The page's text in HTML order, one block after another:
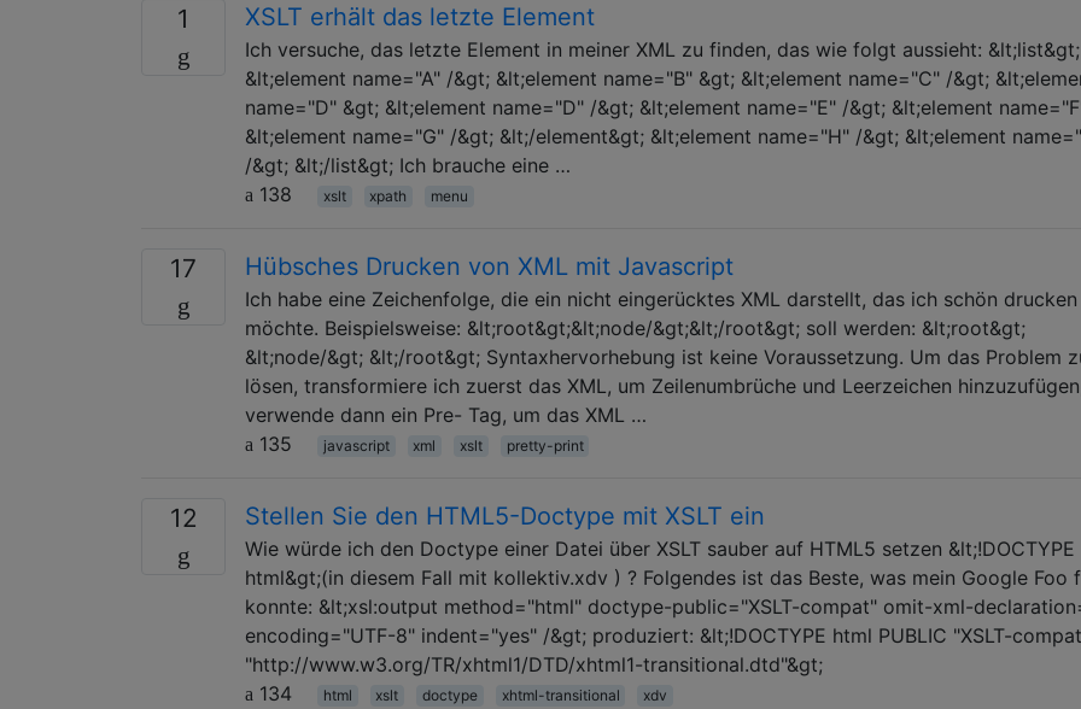
1 XSLT erhält das letzte Element
Ich versuche, das letzte Element in meiner XML zu finden, das wie folgt aussieht: &lt;list&gt;
&lt;element name="A" /&gt; &lt;element name="B" &gt; &lt;element name="C" /&gt;
name="D" &gt; &lt;element name="D" /&gt; &lt;element name="E" /&gt; &lt;element
&lt;element name="G" /&gt; &lt;/element&gt; &lt;element name="H" /&gt; &lt;element
/&gt; &lt;/list&gt; Ich brauche eine …
138
xslt xpath menu
17 Hübsches Drucken von XML mit Javascript
Ich habe eine Zeichenfolge, die ein nicht eingerücktes XML darstellt, das ich schön drucken
möchte. Beispielsweise: &lt;root&gt;&lt;node/&gt;&lt;/root&gt; soll werden: &lt;root&gt;
&lt;node/&gt; &lt;/root&gt; Syntaxhervorhebung ist keine Voraussetzung. Um das Problem
lösen, transformiere ich zuerst das XML, um Zeilenumbrüche und Leerzeichen
verwende dann ein Pre- Tag, um das XML …
135
javascript xml xslt pretty-print
12 Stellen Sie den HTML5-Doctype mit XSLT ein
Wie würde ich den Doctype einer Datei über XSLT sauber auf HTML5 setzen &lt;!DOCTYPE
html&gt;(in diesem Fall mit kollektiv.xdv ) ? Folgendes ist das Beste, was mein Google Foo
konnte: &lt;xsl:output method="html" doctype-public="XSLT-compat" omit-xml-
encoding="UTF-8" indent="yes" /&gt; produziert: &lt;!DOCTYPE html PUBLIC "XSLT-
"http://www.w3.org/TR/xhtml1/DTD/xhtml1-transitional.dtd"&gt;
134
html xslt doctype xhtml-transitional xdv